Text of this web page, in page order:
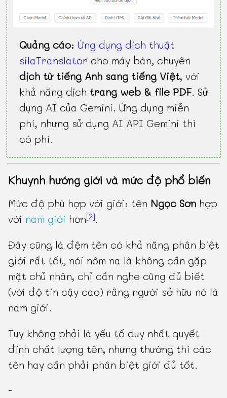
Quảng cáo:Ứng dụng dịch thuật
silaTranslator cho máy bàn, chuyên
dịch từ tiếng Anh sang tiếng Việt, với
khả năng dịch trang web & file PDF. Sử
dụng AI của Gemini. Ứng dụng miễn
phí, nhưng sử dụng AI API Gemini thì
có phí.
Khuynh hướng giới và mức độ phổ biến
Mức độ phù hợp với giới: tên Ngọc Sơn hợp
với nam giới hơn[2].
Đây cũng là đệm tên có khả năng phân biệt
giới rất tốt, nói nôm na là không cần gặp
mặt chủ nhân, chỉ cần nghe cũng đủ biết
(với độ tin cậy cao) rằng người sở hữu nó là
nam giới.
Tuy không phải là yếu tố duy nhất quyết
định chất lượng tên, nhưng thường thì các
tên hay cần phải phân biệt giới đủ tốt.
-